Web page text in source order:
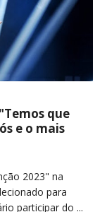
que
e o mais
2023" na
para
participar do ...